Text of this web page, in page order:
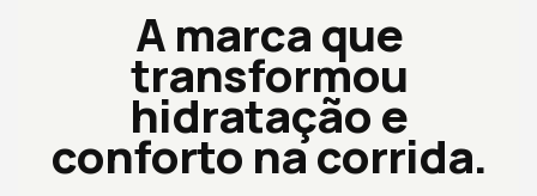
A marca que
transformou
hidratação e
conforto na corrida.